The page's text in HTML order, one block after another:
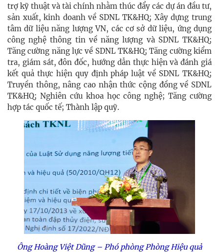
trợ kỹ thuật và tài chính nhằm thúc đẩy các dự án đầu tư,
sản xuất, kinh doanh về SDNL TK&HQ; Xây dựng trung
tâm dữ liệu năng lượng VN, các cơ sở dữ liệu, ứng dụng
công nghệ thông tin về năng lượng và SDNL TK&HQ;
Tăng cường năng lực về SDNL TK&HQ; Tăng cường kiểm
tra, giám sát, đôn đốc, hướng dẫn thực hiện và đánh giá
kết quả thực hiện quy định pháp luật về SDNL TK&HQ;
Truyền thông, nâng cao nhận thức cộng đồng về SDNL
TK&HQ; Nghiên cứu khoa học công nghệ; Tăng cường
hợp tác quốc tế; Thành lập quỹ.
Ông Hoàng Việt Dũng – Phó phòng Phòng Hiệu quả